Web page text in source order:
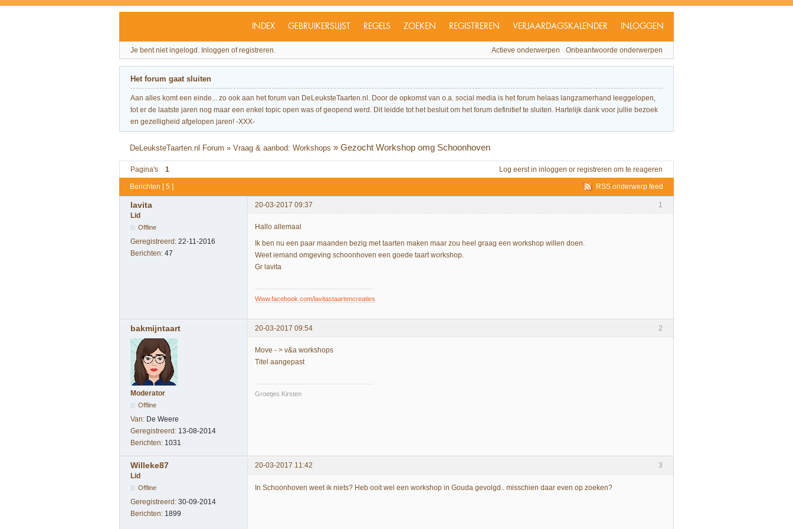
INDEX GEBRUIKERSLIJST REGELS ZOEKEN REGISTREREN VERJAARDAGSKALENDER INLOGGEN
Je bent niet ingelogd. Inloggen of registreren. Actieve onderwerpen Onbeantwoorde onderwerpen
Het forum gaat sluiten
Aan alles komt een einde... zo ook aan het forum van DeLeuksteTaarten.nl. Door de opkomst van o.a. social media is het forum helaas langzamerhand leeggelopen,
tot er de laatste jaren nog maar een enkel topic open was of geopend werd. Dit leidde tot het besluit om het forum definitief te sluiten. Hartelijk dank voor jullie bezoek
en gezelligheid afgelopen jaren! -XXX-
DeLeuksteTaarten.nl Forum »Vraag & aanbod: Workshops »Gezocht Workshop omg Schoonhoven
Pagina's 1 Log eerst in inloggen or registreren om te reageren
RSS onderwerp feed
Berichten [ 5 ]
1
lavita
20-03-2017 09:37
Lid
Offline
Geregistreerd: 22-11-2016
Berichten: 47
Hallo allemaal
Ik ben nu een paar maanden bezig met taarten maken maar zou heel graag een workshop willen doen.
Weet iemand omgeving schoonhoven een goede taart workshop.
Gr lavita
Www.facebook.com/lavitastaartencreaties
2
bakmijntaart 20-03-2017 09:54
Moderator
Offline
Van: De Weere
Geregistreerd: 13-08-2014
Berichten: 1031
Move - > v&a workshops
Titel aangepast
Groetjes Kirsten
3
Willeke87
20-03-2017 11:42
Lid
Offline
Geregistreerd: 30-09-2014
Berichten: 1899
In Schoonhoven weet ik niets? Heb ooit wel een workshop in Gouda gevolgd.. misschien daar even op zoeken?